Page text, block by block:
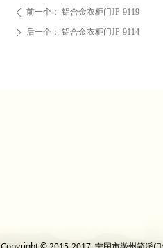
ꄴ 前一个： 铝合金衣柜门JP-9119
ꄲ 后一个： 铝合金衣柜门JP-9114